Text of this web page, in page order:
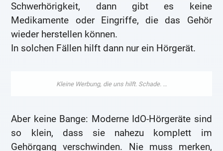
Schwerhörigkeit, dann gibt es keine
Medikamente oder Eingriffe, die das Gehör
wieder herstellen können.
In solchen Fällen hilft dann nur ein Hörgerät.
Aber keine Bange: Moderne IdO-Hörgeräte sind
so klein, dass sie nahezu komplett im
Gehörgang verschwinden. Nie muss merken,